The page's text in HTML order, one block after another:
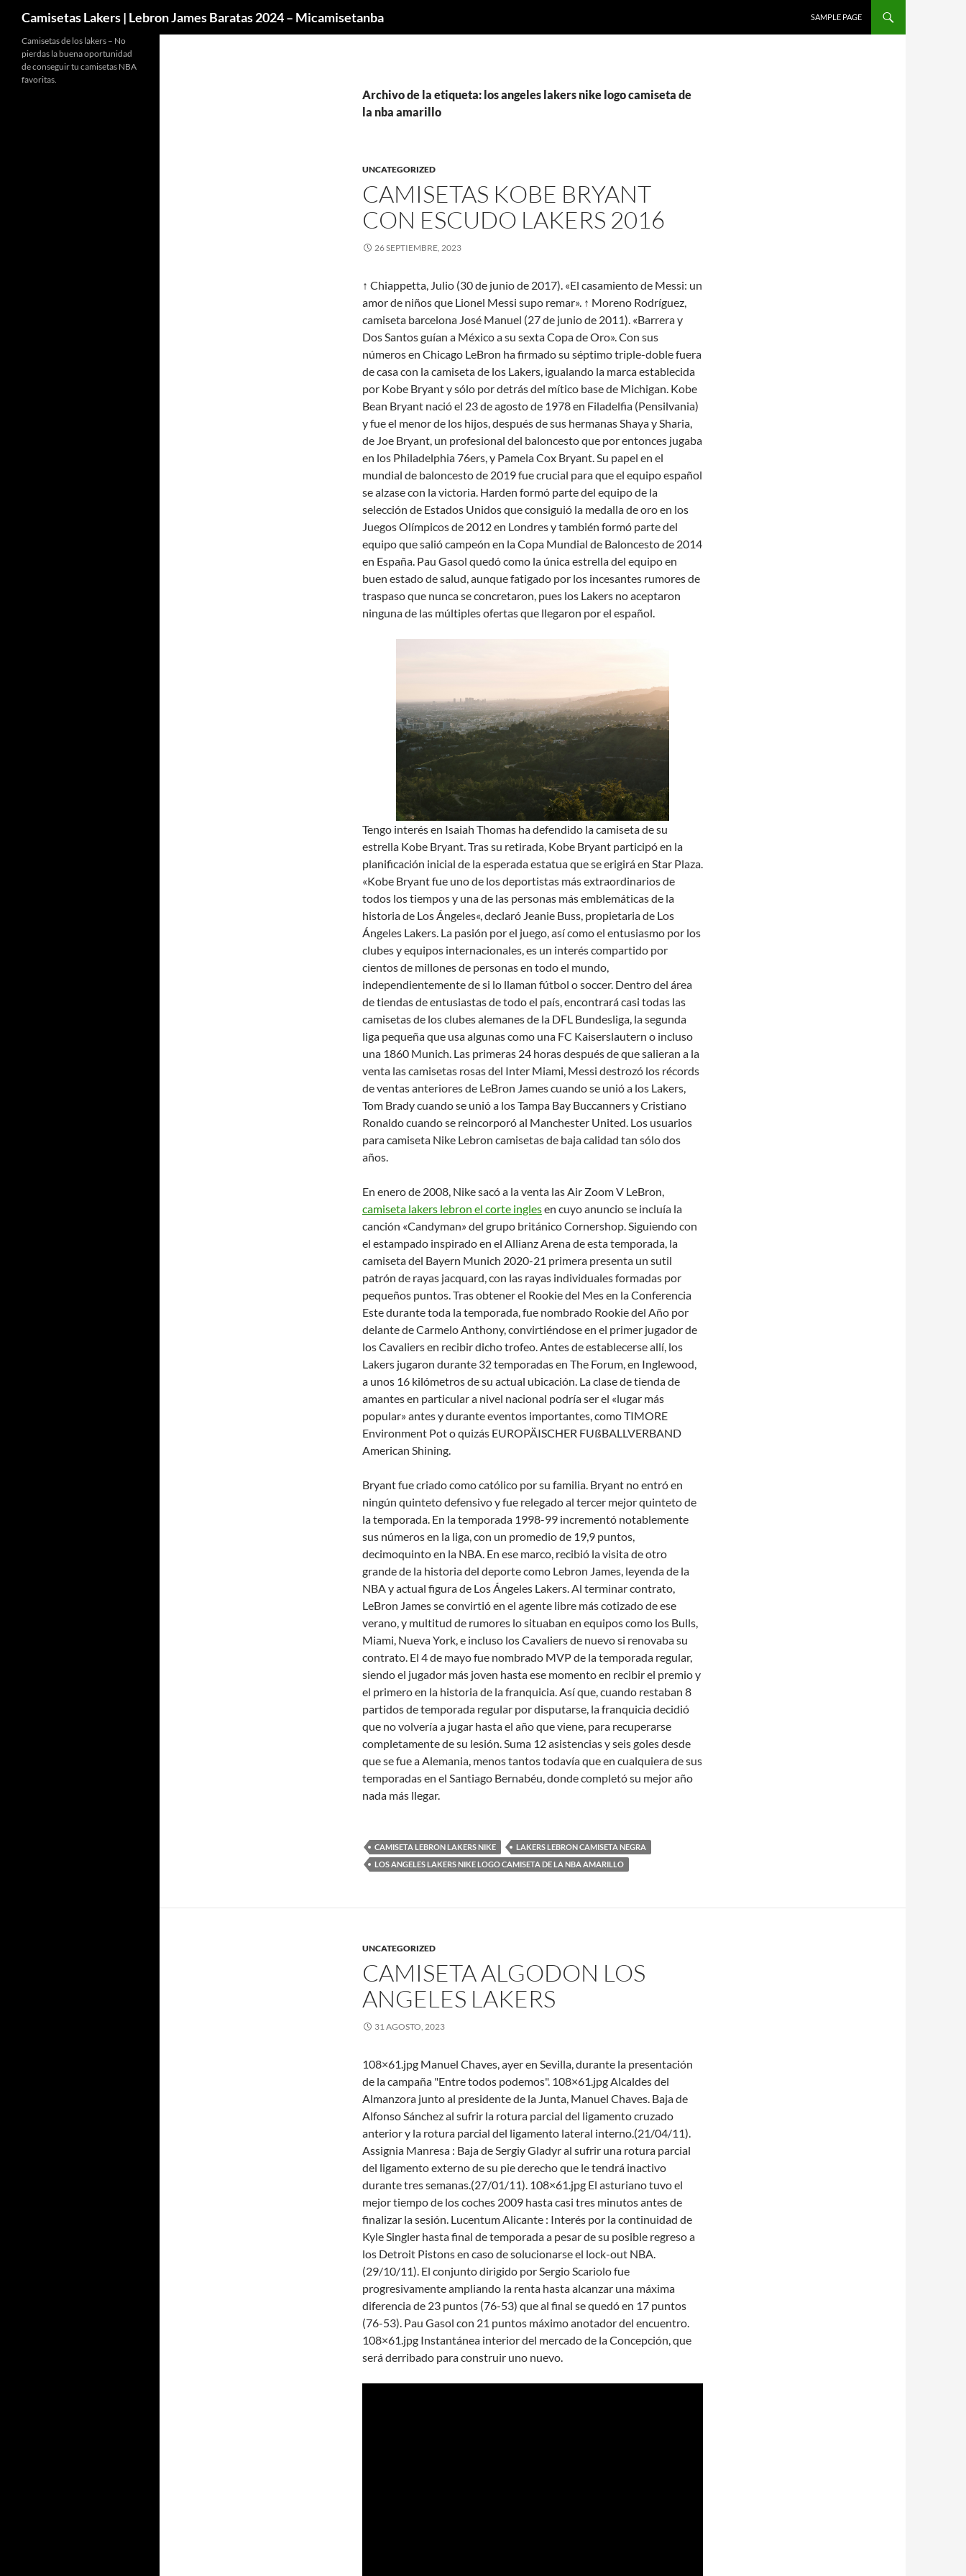
Camisetas Lakers | Lebron James Baratas 2024 – Micamisetanba
SAMPLE PAGE
Archivo de la etiqueta: los angeles lakers nike logo camiseta de
la nba amarillo
UNCATEGORIZED
CAMISETAS KOBE BRYANT
CON ESCUDO LAKERS 2016
26 SEPTIEMBRE, 2023
↑ Chiappetta, Julio (30 de junio de 2017). «El casamiento de Messi: un
amor de niños que Lionel Messi supo remar». ↑ Moreno Rodríguez,
camiseta barcelona José Manuel (27 de junio de 2011). «Barrera y
Dos Santos guían a México a su sexta Copa de Oro». Con sus
números en Chicago LeBron ha firmado su séptimo triple-doble fuera
de casa con la camiseta de los Lakers, igualando la marca establecida
por Kobe Bryant y sólo por detrás del mítico base de Michigan. Kobe
Bean Bryant nació el 23 de agosto de 1978 en Filadelfia (Pensilvania)
y fue el menor de los hijos, después de sus hermanas Shaya y Sharia,
de Joe Bryant, un profesional del baloncesto que por entonces jugaba
en los Philadelphia 76ers, y Pamela Cox Bryant. Su papel en el
mundial de baloncesto de 2019 fue crucial para que el equipo español
se alzase con la victoria. Harden formó parte del equipo de la
selección de Estados Unidos que consiguió la medalla de oro en los
Juegos Olímpicos de 2012 en Londres y también formó parte del
equipo que salió campeón en la Copa Mundial de Baloncesto de 2014
en España. Pau Gasol quedó como la única estrella del equipo en
buen estado de salud, aunque fatigado por los incesantes rumores de
traspaso que nunca se concretaron, pues los Lakers no aceptaron
ninguna de las múltiples ofertas que llegaron por el español.
Tengo interés en Isaiah Thomas ha defendido la camiseta de su
estrella Kobe Bryant. Tras su retirada, Kobe Bryant participó en la
planificación inicial de la esperada estatua que se erigirá en Star Plaza.
«Kobe Bryant fue uno de los deportistas más extraordinarios de
todos los tiempos y una de las personas más emblemáticas de la
historia de Los Ángeles«, declaró Jeanie Buss, propietaria de Los
Ángeles Lakers. La pasión por el juego, así como el entusiasmo por los
clubes y equipos internacionales, es un interés compartido por
cientos de millones de personas en todo el mundo,
independientemente de si lo llaman fútbol o soccer. Dentro del área
de tiendas de entusiastas de todo el país, encontrará casi todas las
camisetas de los clubes alemanes de la DFL Bundesliga, la segunda
liga pequeña que usa algunas como una FC Kaiserslautern o incluso
una 1860 Munich. Las primeras 24 horas después de que salieran a la
venta las camisetas rosas del Inter Miami, Messi destrozó los récords
de ventas anteriores de LeBron James cuando se unió a los Lakers,
Tom Brady cuando se unió a los Tampa Bay Buccanners y Cristiano
Ronaldo cuando se reincorporó al Manchester United. Los usuarios
para camiseta Nike Lebron camisetas de baja calidad tan sólo dos
años.
En enero de 2008, Nike sacó a la venta las Air Zoom V LeBron,
camiseta lakers lebron el corte inglesen cuyo anuncio se incluía la
canción «Candyman» del grupo británico Cornershop. Siguiendo con
el estampado inspirado en el Allianz Arena de esta temporada, la
camiseta del Bayern Munich 2020-21 primera presenta un sutil
patrón de rayas jacquard, con las rayas individuales formadas por
pequeños puntos. Tras obtener el Rookie del Mes en la Conferencia
Este durante toda la temporada, fue nombrado Rookie del Año por
delante de Carmelo Anthony, convirtiéndose en el primer jugador de
los Cavaliers en recibir dicho trofeo. Antes de establecerse allí, los
Lakers jugaron durante 32 temporadas en The Forum, en Inglewood,
a unos 16 kilómetros de su actual ubicación. La clase de tienda de
amantes en particular a nivel nacional podría ser el «lugar más
popular» antes y durante eventos importantes, como TIMORE
Environment Pot o quizás EUROPÄISCHER FUßBALLVERBAND
American Shining.
Bryant fue criado como católico por su familia. Bryant no entró en
ningún quinteto defensivo y fue relegado al tercer mejor quinteto de
la temporada. En la temporada 1998-99 incrementó notablemente
sus números en la liga, con un promedio de 19,9 puntos,
decimoquinto en la NBA. En ese marco, recibió la visita de otro
grande de la historia del deporte como Lebron James, leyenda de la
NBA y actual figura de Los Ángeles Lakers. Al terminar contrato,
LeBron James se convirtió en el agente libre más cotizado de ese
verano, y multitud de rumores lo situaban en equipos como los Bulls,
Miami, Nueva York, e incluso los Cavaliers de nuevo si renovaba su
contrato. El 4 de mayo fue nombrado MVP de la temporada regular,
siendo el jugador más joven hasta ese momento en recibir el premio y
el primero en la historia de la franquicia. Así que, cuando restaban 8
partidos de temporada regular por disputarse, la franquicia decidió
que no volvería a jugar hasta el año que viene, para recuperarse
completamente de su lesión. Suma 12 asistencias y seis goles desde
que se fue a Alemania, menos tantos todavía que en cualquiera de sus
temporadas en el Santiago Bernabéu, donde completó su mejor año
nada más llegar.
CAMISETA LEBRON LAKERS NIKE
LAKERS LEBRON CAMISETA NEGRA
LOS ANGELES LAKERS NIKE LOGO CAMISETA DE LA NBA AMARILLO
UNCATEGORIZED
CAMISETA ALGODON LOS
ANGELES LAKERS
31 AGOSTO, 2023
108×61.jpg Manuel Chaves, ayer en Sevilla, durante la presentación
de la campaña "Entre todos podemos". 108×61.jpg Alcaldes del
Almanzora junto al presidente de la Junta, Manuel Chaves. Baja de
Alfonso Sánchez al sufrir la rotura parcial del ligamento cruzado
anterior y la rotura parcial del ligamento lateral interno.(21/04/11).
Assignia Manresa : Baja de Sergiy Gladyr al sufrir una rotura parcial
del ligamento externo de su pie derecho que le tendrá inactivo
durante tres semanas.(27/01/11). 108×61.jpg El asturiano tuvo el
mejor tiempo de los coches 2009 hasta casi tres minutos antes de
finalizar la sesión. Lucentum Alicante : Interés por la continuidad de
Kyle Singler hasta final de temporada a pesar de su posible regreso a
los Detroit Pistons en caso de solucionarse el lock-out NBA.
(29/10/11). El conjunto dirigido por Sergio Scariolo fue
progresivamente ampliando la renta hasta alcanzar una máxima
diferencia de 23 puntos (76-53) que al final se quedó en 17 puntos
(76-53). Pau Gasol con 21 puntos máximo anotador del encuentro.
108×61.jpg Instantánea interior del mercado de la Concepción, que
será derribado para construir uno nuevo.
Camisetas de los lakers – No
pierdas la buena oportunidad
de conseguir tu camisetas NBA
favoritas.